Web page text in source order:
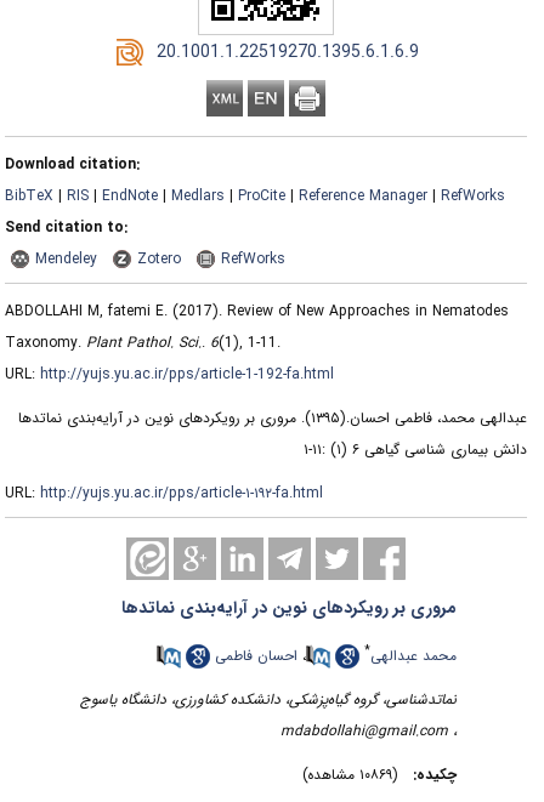
‎ 20.1001.1.22519270.1395.6.1.6.9
Download citation:
BibTeX |RIS |EndNote |Medlars |ProCite |Reference Manager |RefWorks
Send citation to:
Mendeley
Zotero RefWorks
ABDOLLAHI M, fatemi E.(2017).Review of New Approaches in Nematodes
Taxonomy.Plant Pathol. Sci..6(1), 1-11.
URL:http://yujs.yu.ac.ir/pps/article-1-192-fa.html
عبدالهی محمد، فاطمی احسان.(۱۳۹۵).
مروری بر رویکردهای نوین در آرایه‌بندی نماتدها
دانش بیماری شناسی گیاهی ۶ (۱) :۱۱-۱
URL:http://yujs.yu.ac.ir/pps/article-۱-۱۹۲-fa.html
مروری بر رویکردهای نوین در آرایه‌بندی نماتدها
محمد عبدالهی ،احسان فاطمی
نماتدشناسی، گروه گیاه‌پزشکی، دانشکده کشاورزی، دانشگاه یاسوج
mdabdollahi@gmail.com
چکیده: